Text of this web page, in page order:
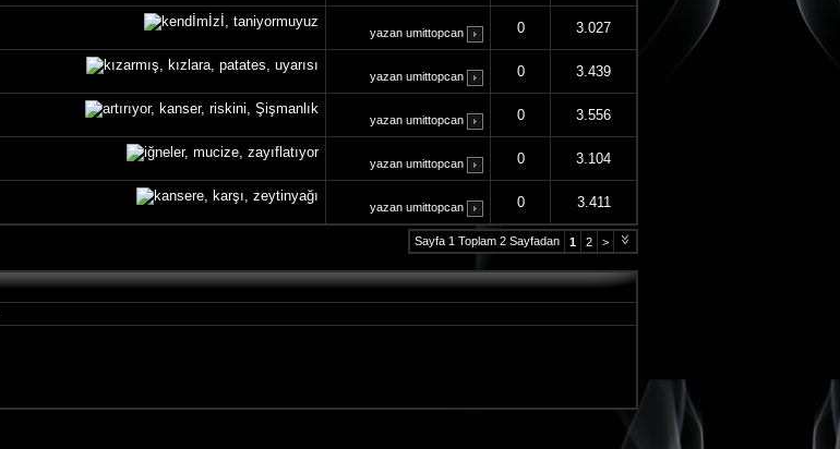
yazan umittopcan 0 3.027
yazan umittopcan 0 3.439
yazan umittopcan 0 3.556
yazan umittopcan 0 3.104
yazan umittopcan 0 3.411
Sayfa 1 Toplam 2 Sayfadan 1 2 >